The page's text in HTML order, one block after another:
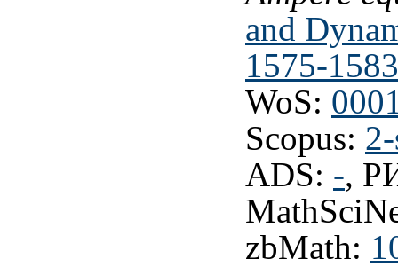
and
1575-
WoS:
Scopus:
ADS: -,
zbMath: